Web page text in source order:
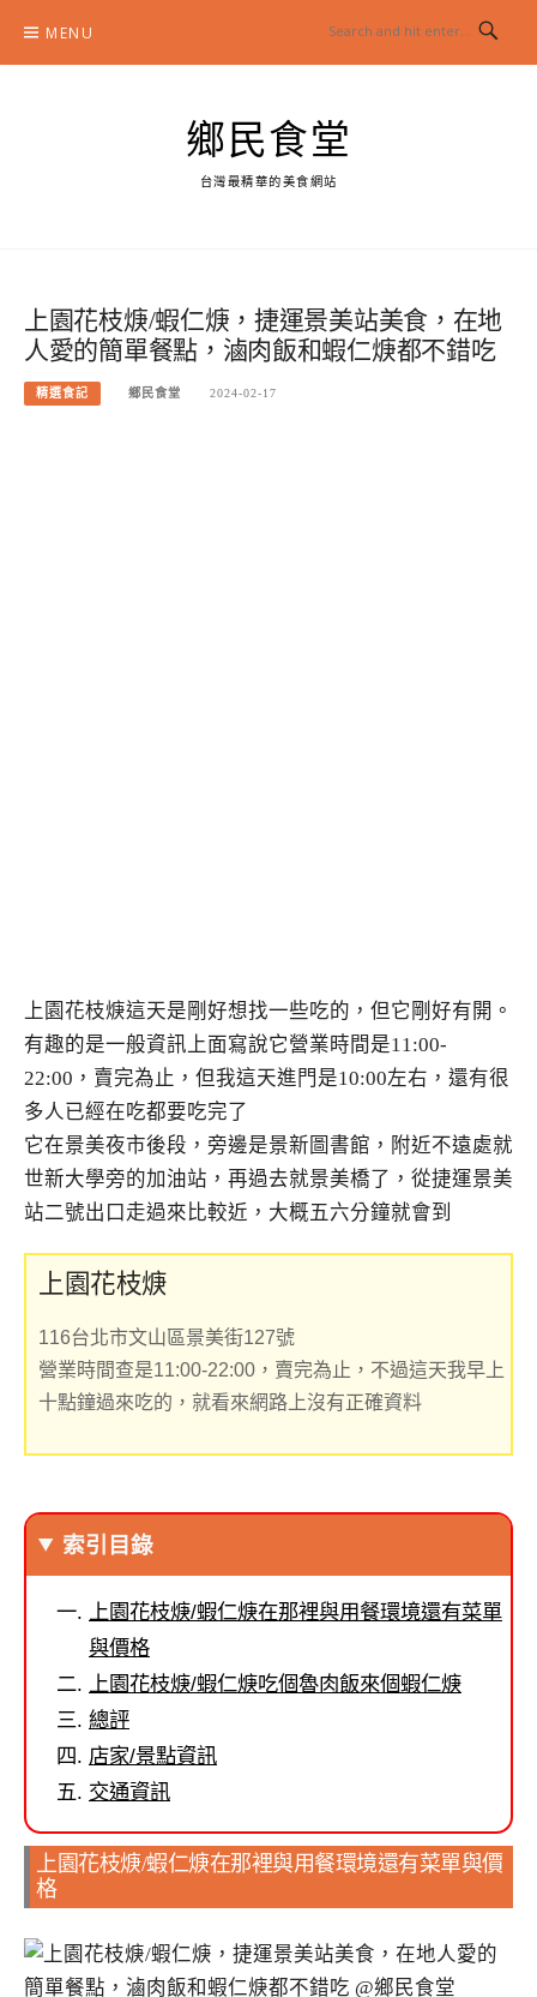
content
MENU
鄉民食堂
台灣最精華的美食網站
上園花枝焿/蝦仁焿，捷運景美站美食，在地
人愛的簡單餐點，滷肉飯和蝦仁焿都不錯吃
精選食記 鄉民食堂 2024-02-17
上園花枝焿這天是剛好想找一些吃的，但它剛好有開。
有趣的是一般資訊上面寫說它營業時間是11:00-
22:00，賣完為止，但我這天進門是10:00左右，還有很
多人已經在吃都要吃完了
它在景美夜市後段，旁邊是景新圖書館，附近不遠處就
世新大學旁的加油站，再過去就景美橋了，從捷運景美
站二號出口走過來比較近，大概五六分鐘就會到
上園花枝焿
116台北市文山區景美街127號
營業時間查是11:00-22:00，賣完為止，不過這天我早上
十點鐘過來吃的，就看來網路上沒有正確資料
索引目錄
上園花枝焿/蝦仁焿在那裡與用餐環境還有菜單
與價格
上園花枝焿/蝦仁焿吃個魯肉飯來個蝦仁焿
總評
店家/景點資訊
交通資訊
上園花枝焿/蝦仁焿在那裡與用餐環境還有菜單與價
格